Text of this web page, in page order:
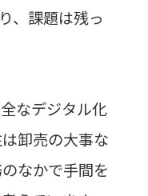
、課題は残っ
なデジタル化
卸売の大事な
なかで手間を